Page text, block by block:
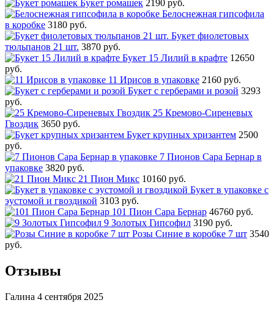
Букет ромашек 2190 руб.
Белоснежная гипсофила
в коробке 3180 руб.
Букет фиолетовых
тюльпанов 21 шт. 3870 руб.
Букет 15 Лилий в крафте 12650
руб.
11 Ирисов в упаковке 2160 руб.
Букет с герберами и розой 3293
руб.
25 Кремово-Сиреневых
Гвоздик 3650 руб.
Букет крупных хризантем 2500
руб.
7 Пионов Сара Бернар в
упаковке 3820 руб.
21 Пион Микс 10160 руб.
Букет в упаковке с
эустомой и гвоздикой 3103 руб.
101 Пион Сара Бернар 46760 руб.
9 Золотых Гипсофил 3190 руб.
Розы Синие в коробке 7 шт 3540
руб.
Отзывы
Галина 4 сентября 2025